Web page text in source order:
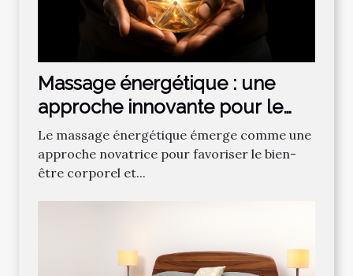
Massage énergétique : une
approche innovante pour le
corps et la santé
Le massage énergétique émerge comme une
approche novatrice pour favoriser le bien-
être corporel et...